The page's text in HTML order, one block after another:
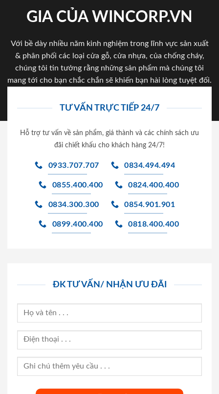
GIA CỦA WINCORP.VN
Với bề dày nhiều năm kinh nghiệm trong lĩnh vực sản xuất
& phân phối các loại cửa gỗ, cửa nhựa, của chống cháy,
chúng tôi tin tưởng rằng những sản phẩm mà chúng tôi
mang tới cho bạn chắc chắn sẽ khiến bạn hài lòng tuyệt đối.
TƯ VẤN TRỰC TIẾP 24/7
Hỗ trợ tư vấn về sản phẩm, giá thành và các chính sách ưu
đãi chiết khấu cho khách hàng 24/7!
0933.707.707 0834.494.494
0855.400.400 0824.400.400
0834.300.300 0854.901.901
0899.400.400 0818.400.400
ĐK TƯ VẤN/ NHẬN ƯU ĐÃI